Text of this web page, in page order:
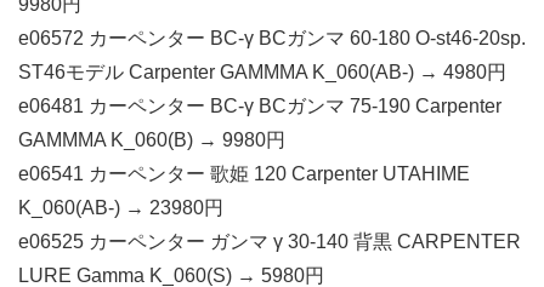
9980円
e06572 カーペンター BC-γ BCガンマ 60-180 O-st46-20sp.
ST46モデル Carpenter GAMMMA K_060(AB-) → 4980円
e06481 カーペンター BC-γ BCガンマ 75-190 Carpenter
GAMMMA K_060(B) → 9980円
e06541 カーペンター 歌姫 120 Carpenter UTAHIME
K_060(AB-) → 23980円
e06525 カーペンター ガンマ γ 30-140 背黒 CARPENTER
LURE Gamma K_060(S) → 5980円